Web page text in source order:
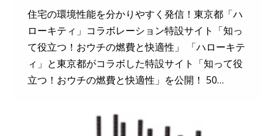
住宅の環境性能を分かりやすく発信！東京都「ハ
ローキティ」コラボレーション特設サイト「知っ
て役立つ！おウチの燃費と快適性」 「ハローキテ
ィ」と東京都がコラボした特設サイト「知って役
立つ！おウチの燃費と快適性」を公開！ 50…